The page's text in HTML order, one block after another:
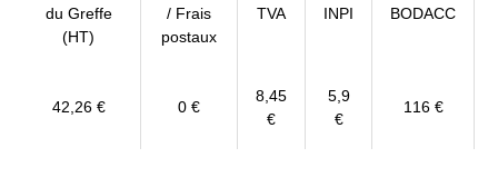
du Greffe
(HT)
/ Frais
postaux
TVA INPI BODACC
42,26 € 0 €
8,45
€
5,9
€
116 €